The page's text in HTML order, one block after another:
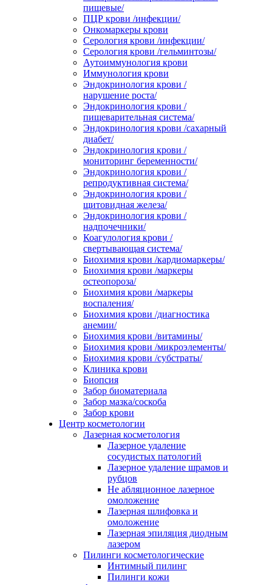
пищевые/
ПЦР крови /инфекции/
Онкомаркеры крови
Серология крови /инфекции/
Серология крови /гельминтозы/
Аутоиммунология крови
Иммунология крови
Эндокринология крови /
нарушение роста/
Эндокринология крови /
пищеварительная система/
Эндокринология крови /сахарный
диабет/
Эндокринология крови /
мониторинг беременности/
Эндокринология крови /
репродуктивная система/
Эндокринология крови /
щитовидная железа/
Эндокринология крови /
надпочечники/
Коагулология крови /
свертывающая система/
Биохимия крови /кардиомаркеры/
Биохимия крови /маркеры
остеопороза/
Биохимия крови /маркеры
воспаления/
Биохимия крови /диагностика
анемии/
Биохимия крови /витамины/
Биохимия крови /микроэлементы/
Биохимия крови /субстраты/
Клиника крови
Биопсия
Забор биоматериала
Забор мазка/соскоба
Забор крови
Центр косметологии
Лазерная косметология
Лазерное удаление
сосудистых патологий
Лазерное удаление шрамов и
рубцов
Не абляционное лазерное
омоложение
Лазерная шлифовка и
омоложение
Лазерная эпиляция диодным
лазером
Пилинги косметологические
Интимный пилинг
Пилинги кожи